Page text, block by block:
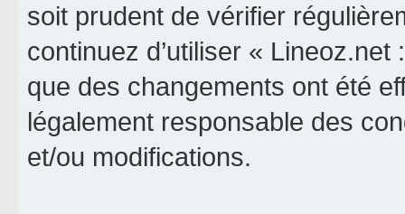
soit prudent de vérifier
continuez d’utiliser «
que des changements ont été
légalement responsable des
et/ou modifications.